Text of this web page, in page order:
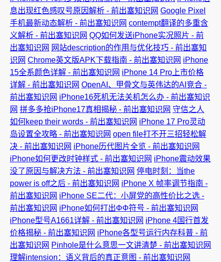
息出现红色感叹号原因解析 - 前出塞知识网 Google Pixel
手机最新动态解析 - 前出塞知识网 contempt翻译的多重含
义解析 - 前出塞知识网 QQ如何发送iPhone实况照片 - 前
出塞知识网 网站description的作用与优化技巧 - 前出塞知
识网 Chrome英文版APK下载指南 - 前出塞知识网 iPhone
15全系颜色详解 - 前出塞知识网 iPhone 14 Pro上市价格
详解 - 前出塞知识网 OpenAI、甲骨文与英伟达的AI竞合 -
前出塞知识网 iPhone16死机无法关机怎么办 - 前出塞知识
网 拼多多抢iPhone17真相揭秘 - 前出塞知识网 守信之人
如何keep their words - 前出塞知识网 iPhone 17 Pro灵动
岛设置全攻略 - 前出塞知识网 open file打不开三招轻松解
决 - 前出塞知识网 iPhone历代图片全览 - 前出塞知识网
iPhone如何更改时钟样式 - 前出塞知识网 iPhone震动效果
没了原因与解决方法 - 前出塞知识网 停电时刻：当the
power is off之后 - 前出塞知识网 iPhone X 帧率调节指南 -
前出塞知识网 iPhone SE二代：小屏党的高性价比之选 -
前出塞知识网 iPhone如何打出ΦΦ符号 - 前出塞知识网
iPhone型号A1661详解 - 前出塞知识网 iPhone 4国行首发
价格揭秘 - 前出塞知识网 iPhone各型号运行内存科普 - 前
出塞知识网 Pinhole是什么意思一文讲清楚 - 前出塞知识网
理解intension：语义背后的真正意图 - 前出塞知识网